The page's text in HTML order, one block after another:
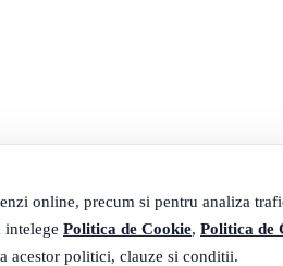
online, precum si pentru analiza
intelege Politica de Cookie, Politica de
acestor politici, clauze si conditii.
se pune la fiert. 2. Laptele fiert se
clatite cu apa rece si se lasa sa se